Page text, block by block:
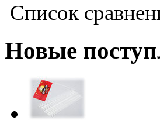
Список
Новые